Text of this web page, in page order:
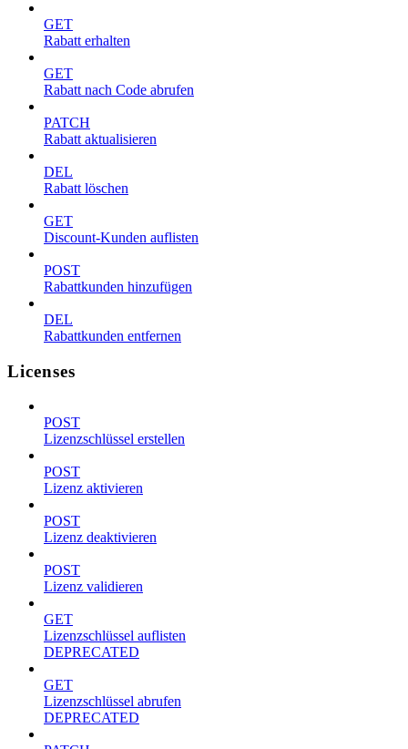
GET
Rabatt erhalten
GET
Rabatt nach Code abrufen
PATCH
Rabatt aktualisieren
DEL
Rabatt löschen
GET
Discount-Kunden auflisten
POST
Rabattkunden hinzufügen
DEL
Rabattkunden entfernen
Licenses
POST
Lizenzschlüssel erstellen
POST
Lizenz aktivieren
POST
Lizenz deaktivieren
POST
Lizenz validieren
GET
Lizenzschlüssel auflisten
DEPRECATED
GET
Lizenzschlüssel abrufen
DEPRECATED